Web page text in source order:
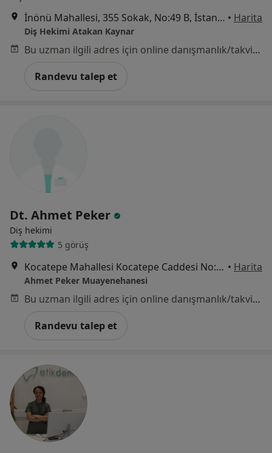
İnönü Mahallesi, 355 Sokak, No:49 B, İstanbul • Harita
Diş Hekimi Atakan Kaynar
Bu uzman ilgili adres için online danışmanlık/takvim sunmuyor.
Randevu talep et
Dt. Ahmet Peker
Diş hekimi
5 görüş
Kocatepe Mahallesi Kocatepe Caddesi No:4A, İstanbul • Harita
Ahmet Peker Muayenehanesi
Bu uzman ilgili adres için online danışmanlık/takvim sunmuyor.
Randevu talep et